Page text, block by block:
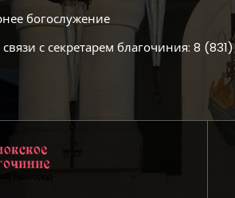
богослужение
с секретарем благочиния: 8